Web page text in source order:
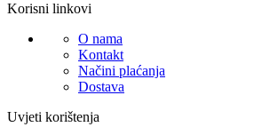
Korisni linkovi
O nama
Kontakt
Načini plaćanja
Dostava
Uvjeti korištenja